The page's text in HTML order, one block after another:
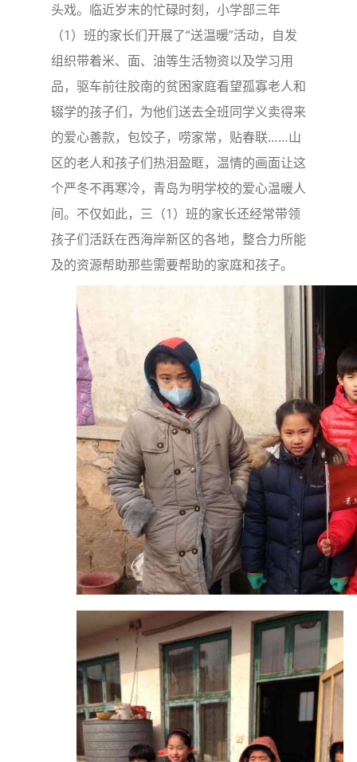
头戏。临近岁末的忙碌时刻，小学部三年
（1）班的家长们开展了“送温暖”活动，自发
组织带着米、面、油等生活物资以及学习用
品，驱车前往胶南的贫困家庭看望孤寡老人和
辍学的孩子们，为他们送去全班同学义卖得来
的爱心善款，包饺子，唠家常，贴春联……山
区的老人和孩子们热泪盈眶，温情的画面让这
个严冬不再寒冷，青岛为明学校的爱心温暖人
间。不仅如此，三（1）班的家长还经常带领
孩子们活跃在西海岸新区的各地，整合力所能
及的资源帮助那些需要帮助的家庭和孩子。